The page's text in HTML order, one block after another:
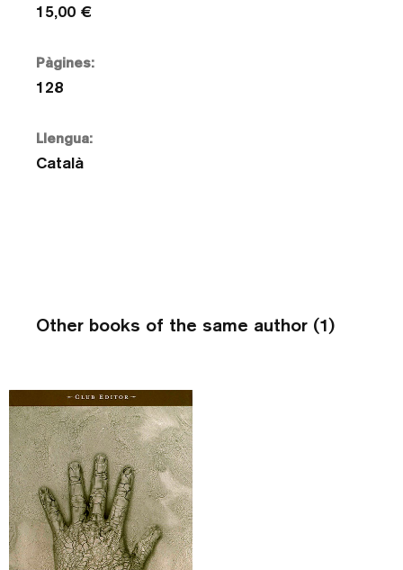
15,00 €
Pàgines:
128
Llengua:
Català
Other books of the same author (1)